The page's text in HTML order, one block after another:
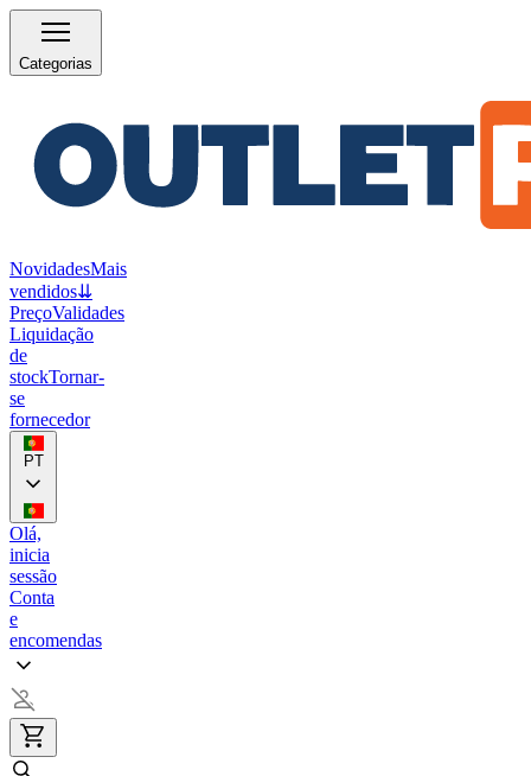
Categorias
NovidadesMais
vendidos⇊
PreçoValidades
Liquidação
de
stockTornar-
se
fornecedor
PT
Olá,
inicia
sessão
Conta
e
encomendas